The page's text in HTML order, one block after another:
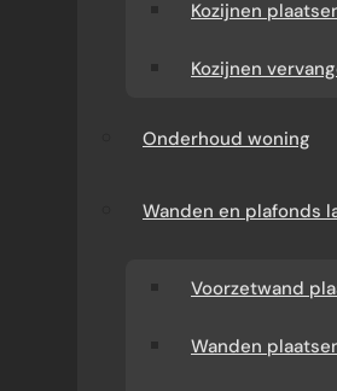
Kozijnen
Kozijnen
Onderhoud woning
Wanden en plafonds
Voorzetwand
Wanden